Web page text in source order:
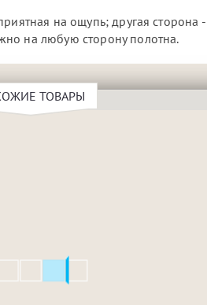
на ощупь; другая сторона -
на любую сторону полотна.
ТОВАРЫ